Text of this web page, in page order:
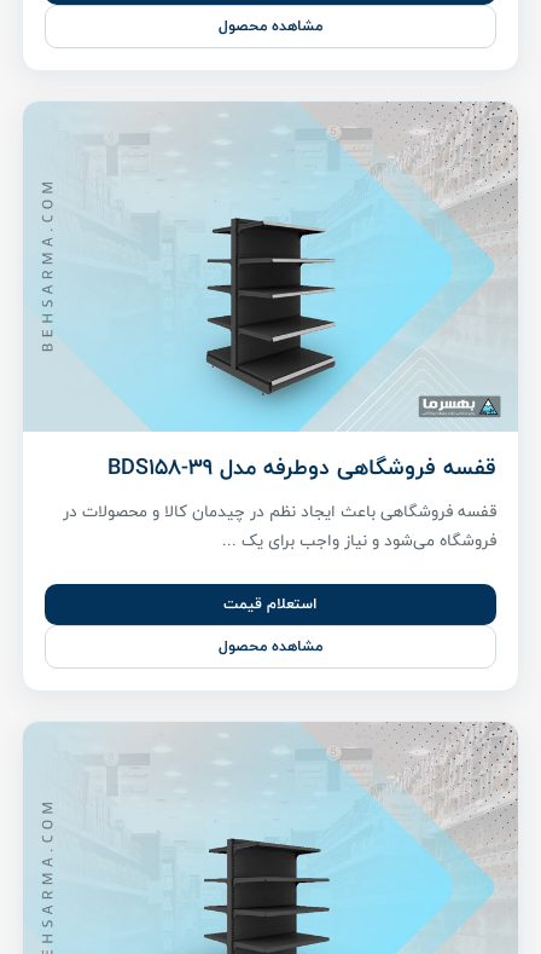
مشاهده محصول
قفسه فروشگاهی دوطرفه مدل BDS158-39
قفسه فروشگاهی باعث ایجاد نظم در چیدمان کالا و محصولات در
فروشگاه می‌شود و نیاز واجب برای یک ...
استعلام قیمت
مشاهده محصول